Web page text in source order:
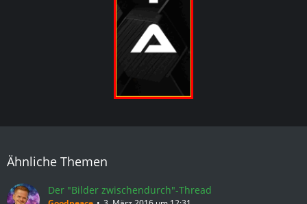
Ähnliche Themen
Der "Bilder zwischendurch"-Thread